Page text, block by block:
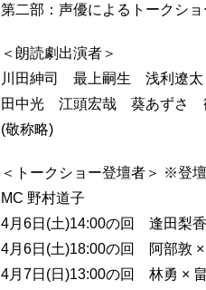
第二部：声優によるトークショ
＜朗読劇出演者＞
川田紳司 最上嗣生 浅利遼
田中光 江頭宏哉 葵あずさ
(敬称略)
＜トークショー登壇者＞ ※登
MC 野村道子
4月6日(土)14:00の回 逢田梨
4月6日(土)18:00の回 阿部敦 ×
4月7日(日)13:00の回 林勇 ×